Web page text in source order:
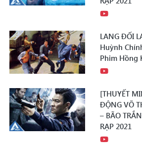
LANG ĐỐI
Huỳnh
Phim Hồng
[THUYẾT
ĐỘNG VÕ
– BÃO
RẠP 2021